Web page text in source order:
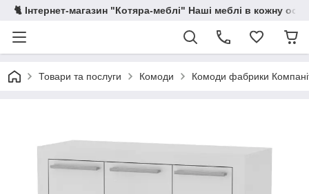
🐈 Інтернет-магазин "Котяра-меблі" Наші меблі в кожну
Товари та послуги Комоди Комоди фабрики